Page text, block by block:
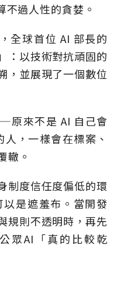
不過人性的貪婪。
全球首位 AI 部長的
：以技術對抗頑固的
，並展現了一個數位
原來不是 AI 自己會
，一樣會在標案、
轍。
制度信任度偏低的環
是遮羞布。當開發
規則不透明時，再先
眾AI「真的比較乾